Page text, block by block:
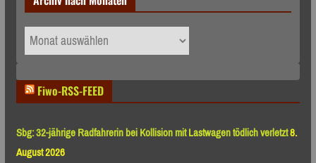
Archiv
nach
Fiwo-RSS-FEED
Sbg: 32-jährige Radfahrerin bei Kollision mit Lastwagen tödlich verletzt8.
August 2026